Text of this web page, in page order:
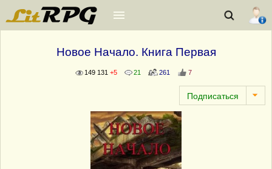
Новое Начало. Книга Первая
149 131 +5 21 261 7